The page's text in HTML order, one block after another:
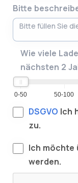
Bitte
Wie viele
nächsten 2
0-50 50-100
DSGVO Ich
zu.
Ich möchte
werden.